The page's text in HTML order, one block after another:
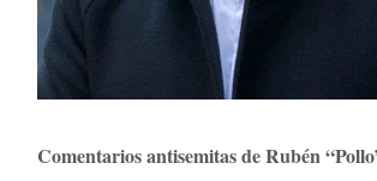
Comentarios antisemitas de Rubén